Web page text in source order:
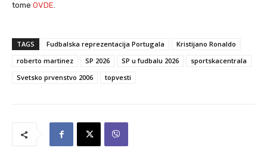
tome OVDE
TAGS Fudbalska reprezentacija Portugala
Kristijano Ronaldo
roberto martinez
SP 2026 SP u fudbalu 2026
sportskacentrala
Svetsko prvenstvo 2006
topvesti